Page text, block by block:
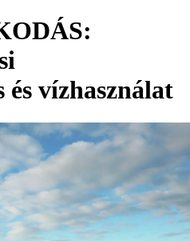
és vízhasználat